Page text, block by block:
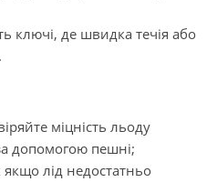
ключі, де швидка течія або
міцність льоду
допомогою пешні;
лід недостатньо